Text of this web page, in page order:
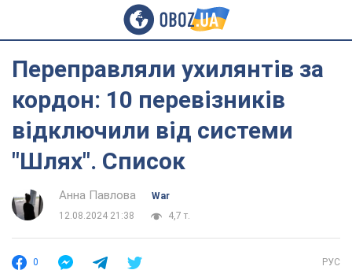
Переправляли ухилянтів за
кордон: 10 перевізників
відключили від системи
"Шлях". Список
Анна Павлова
War
12.08.2024 21:38
4,7 т.
0 РУС